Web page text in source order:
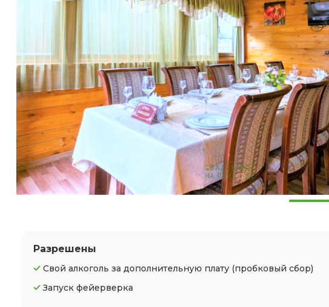
Разрешены
Свой алкоголь за дополнительную плату (пробковый сбор)
Запуск фейерверка